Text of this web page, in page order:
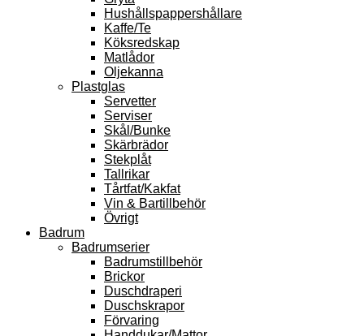
Hushållspappershållare
Kaffe/Te
Köksredskap
Matlådor
Oljekanna
Plastglas
Servetter
Serviser
Skål/Bunke
Skärbrädor
Stekplåt
Tallrikar
Tårtfat/Kakfat
Vin & Bartillbehör
Övrigt
Badrum
Badrumserier
Badrumstillbehör
Brickor
Duschdraperi
Duschskrapor
Förvaring